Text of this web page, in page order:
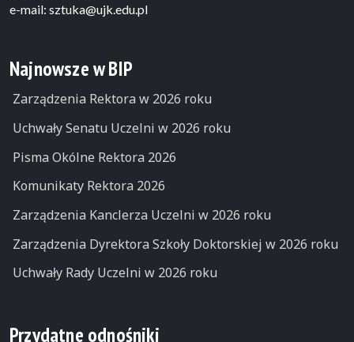
e-mail: sztuka@ujk.edu.pl
Najnowsze w BIP
Zarządzenia Rektora w 2026 roku
Uchwały Senatu Uczelni w 2026 roku
Pisma Okólne Rektora 2026
Komunikaty Rektora 2026
Zarządzenia Kanclerza Uczelni w 2026 roku
Zarządzenia Dyrektora Szkoły Doktorskiej w 2026 roku
Uchwały Rady Uczelni w 2026 roku
Przydatne odnośniki